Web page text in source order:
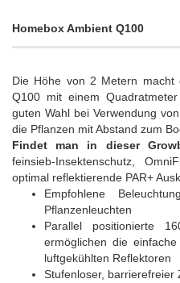
Homebox Ambient Q100
Die Höhe von 2 Metern macht
Q100 mit einem
guten Wahl bei Verwendung
die Pflanzen mit Abstand zum
Findet man in dieser
feinsieb-Insektenschutz,
optimal reflektierende PAR+
Empfohlene
Pflanzenleuchten
Parallel positionierte
ermöglichen die
luftgekühlten Reflektoren
Stufenloser, barrierefreier